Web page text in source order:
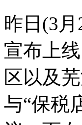
昨日(3
宣布上
区以及
与“保税